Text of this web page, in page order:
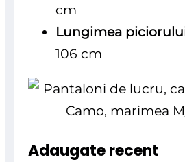
cm
Lungimea
106 cm
Adaugate recent